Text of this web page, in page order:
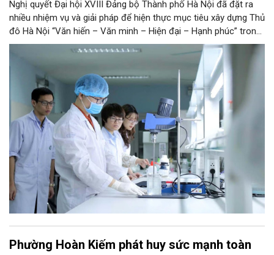
Nghị quyết Đại hội XVIII Đảng bộ Thành phố Hà Nội đã đặt ra
nhiều nhiệm vụ và giải pháp để hiện thực mục tiêu xây dựng Thủ
đô Hà Nội “Văn hiến – Văn minh – Hiện đại – Hạnh phúc” trong
thời kỳ mới. Trong đó, Hà Nội sẽ thúc đẩy phát triển khoa học,
công nghệ, đổi mới sáng tạo và chuyển đổi số toàn diện trong
Phường Hoàn Kiếm phát huy sức mạnh toàn